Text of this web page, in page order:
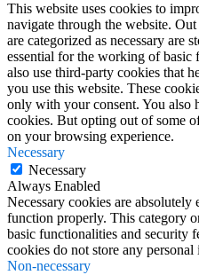
This website uses cookies to
navigate through the website.
are categorized as necessary are
essential for the working of basic
also use third-party cookies that
you use this website. These
only with your consent. You also
cookies. But opting out of some
on your browsing experience.
Necessary
Necessary
Always Enabled
Necessary cookies are absolutely
function properly. This category
basic functionalities and security
cookies do not store any
Non-necessary